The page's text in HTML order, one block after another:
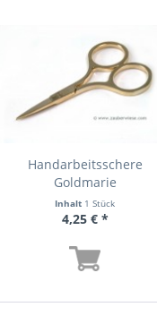
Handarbeitsschere
Goldmarie
Inhalt 1 Stück
4,25 € *